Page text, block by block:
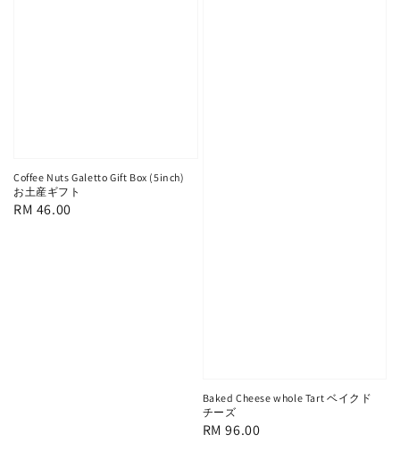
Coffee Nuts Galetto Gift Box (5inch)
お土産ギフト
Regular
RM 46.00
Baked Cheese whole Tart ベイクド
チーズ
Regular
RM 96.00